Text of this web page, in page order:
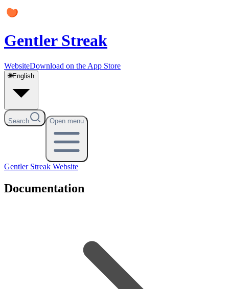
Gentler Streak
WebsiteDownload on the App Store
🌐English
Search Open menu
Gentler Streak Website
Documentation